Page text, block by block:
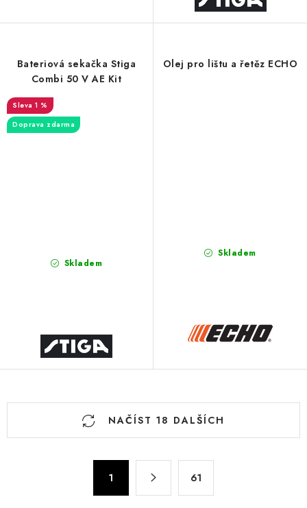
Bateriová sekačka Stiga
Combi 50 V AE Kit
1 %
Doprava zdarma
Skladem
Olej pro lištu a řetěz ECHO
Skladem
O
NAČÍST 18 DALŠÍCH
1 61